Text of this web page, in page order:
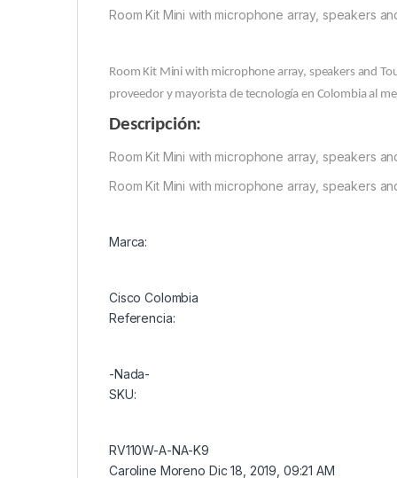
Room Kit Mini with microphone array, speakers
Room Kit Mini with microphone array, speakers and
proveedor y mayorista de tecnología en Colombia al
Descripción:
Room Kit Mini with microphone array, speakers
Room Kit Mini with microphone array, speakers
Marca:
Cisco Colombia
Referencia:
-Nada-
SKU:
RV110W-A-NA-K9
Caroline Moreno Dic 18, 2019, 09:21 AM